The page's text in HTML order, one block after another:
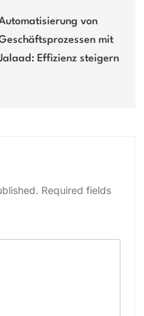
von
mit
Effizienz steigern
Required fields